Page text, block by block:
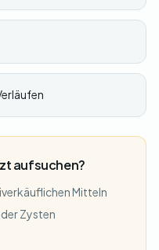
aufsuchen?
Mitteln
Zysten